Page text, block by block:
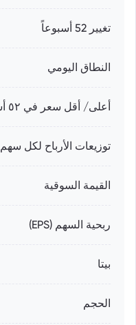
تغيير 52 أسبوعاً
النطاق اليومي
أعلى/ أقل سعر في ٥٢ أسبوعًا
توزيعات الأرباح لكل سهم
القيمة السوقية
ربحية السهم (EPS)
بيتا
الحجم